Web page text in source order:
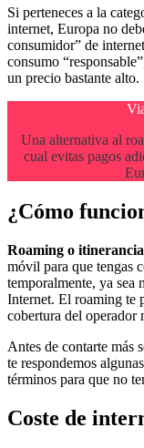
Si perteneces a la
internet, Europa no
consumidor” de
consumo
un precio bastante alto.
Una alternativa al
cual evitas pagos
¿Cómo
Roaming o itinerancia
móvil para que tengas
temporalmente, ya sea
Internet. El roaming te
cobertura del operador
Antes de contarte más
te respondemos algunas
términos para que no
Coste de